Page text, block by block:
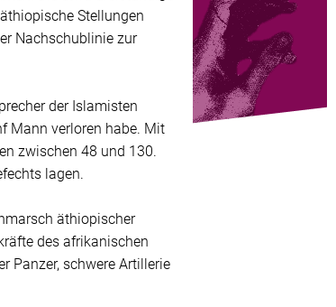
Stellungen
Nachschublinie zur
der Islamisten
Mann verloren habe. Mit
zwischen 48 und 130.
lagen.
äthiopischer
des afrikanischen
Panzer, schwere Artillerie